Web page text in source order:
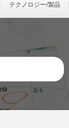
テクノロジー/製品